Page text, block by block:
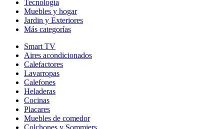
Tecnología
Muebles y hogar
Jardin y Exteriores
Más categorías
Smart TV
Aires acondicionados
Calefactores
Lavarropas
Calefones
Heladeras
Cocinas
Placares
Muebles de comedor
Colchones y Sommiers